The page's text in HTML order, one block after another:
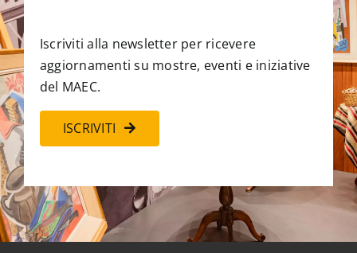
Iscriviti alla newsletter per ricevere
aggiornamenti su mostre, eventi e iniziative
del MAEC.
ISCRIVITI